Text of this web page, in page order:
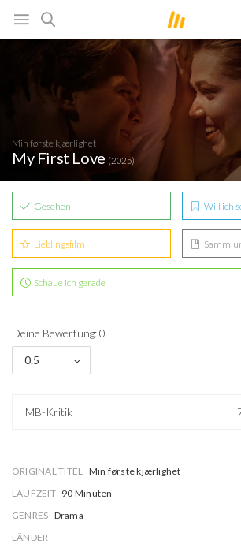
Min første kjærlighet
My First Love (2025)
Gesehen Will ich
Lieblingsfilm
Schaue ich gerade
Deine Bewertung: 0
0.5
MB-Kritik
ORIGINAL TITEL Min første kjærlighet
LAUFZEIT 90 Minuten
GENRES Drama
LÄNDER